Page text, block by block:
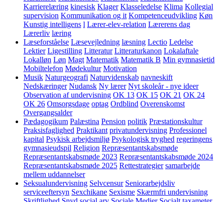
Karrierelæring kinesisk Klager Klasseledelse Klima Kollegial
supervision Kommunikation og it Kompetenceudvikling Køn
Kunstig intelligens l Lærer-elev-relation Lærerens dag
Lærerliv læring
Læseforståelse Læsevejledning læsning Lectio Ledelse
Lektier Ligestilling Litteratur Litteraturkanon Lokalaftale
Lokalløn Løn Magt Matematik Matematik B Min gymnasietid
Mobiltelefon Mødekultur Motivation
Musik Naturgeografi Naturvidenskab navneskift
Nedskæringer Nudansk Ny lærer Nyt skoleår - nye ideer
Observation af undervisning OK 13 OK 15 OK 21 OK 24
OK 26 Omsorgsdage optag Ordblind Overenskomst
Overgangsalder
Pædagogikum Palæstina Pension politik Præstationskultur
Praksisfaglighed Praktikant privatundervisning Professionel
kapital Psykisk arbejdsmiljø Psykologisk tryghed regeringens
gymnasieudspil Religion Repræsentantskabsmøde
Repræsentantskabsmøde 2023 Repræsentantskabsmøde 2024
Repræsentantskabsmøde 2025 Rettestrategier samarbejde
mellem uddannelser
Seksualundervisning Selvcensur Seniorarbejdsliv
serviceeftersyn Sexchikane Sexisme Skærmfri undervisning